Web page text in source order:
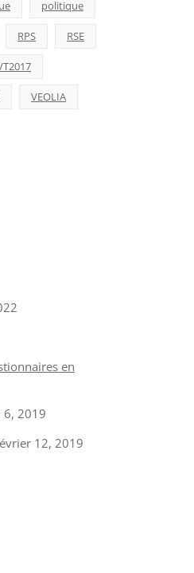
politique
RPS RSE
VEOLIA
en
6, 2019
12, 2019